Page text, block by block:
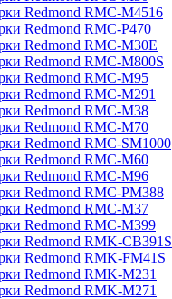
Redmond RMC-M4516
Redmond RMC-P470
Redmond RMC-M30E
Redmond RMC-M800S
Redmond RMC-M95
Redmond RMC-M291
Redmond RMC-M38
Redmond RMC-M70
Redmond RMC-SM1000
Redmond RMC-M60
Redmond RMC-M96
Redmond RMC-PM388
Redmond RMC-M37
Redmond RMC-M399
Redmond RMK-CB391S
Redmond RMK-FM41S
Redmond RMK-M231
Redmond RMK-M271